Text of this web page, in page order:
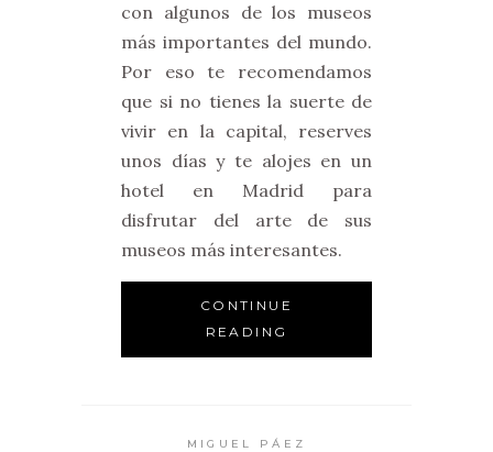
con algunos de los museos
más importantes del mundo.
Por eso te recomendamos
que si no tienes la suerte de
vivir en la capital, reserves
unos días y te alojes en un
hotel en Madrid para
disfrutar del arte de sus
museos más interesantes.
CONTINUE
READING
MIGUEL PÁEZ